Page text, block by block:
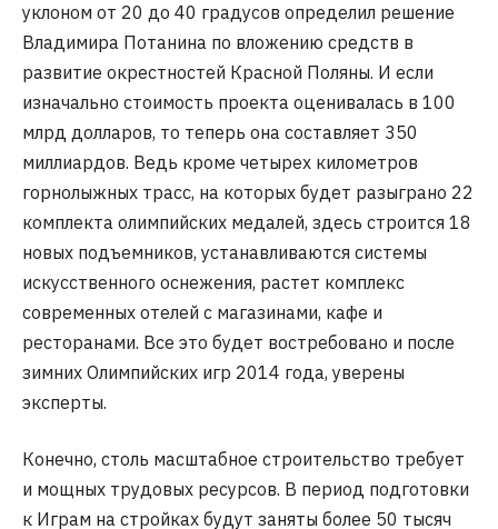
уклоном от 20 до 40 градусов определил решение
Владимира Потанина по вложению средств в
развитие окрестностей Красной Поляны. И если
изначально стоимость проекта оценивалась в 100
млрд долларов, то теперь она составляет 350
миллиардов. Ведь кроме четырех километров
горнолыжных трасс, на которых будет разыграно 22
комплекта олимпийских медалей, здесь строится 18
новых подъемников, устанавливаются системы
искусственного оснежения, растет комплекс
современных отелей с магазинами, кафе и
ресторанами. Все это будет востребовано и после
зимних Олимпийских игр 2014 года, уверены
эксперты.
Конечно, столь масштабное строительство требует
и мощных трудовых ресурсов. В период подготовки
к Играм на стройках будут заняты более 50 тысяч